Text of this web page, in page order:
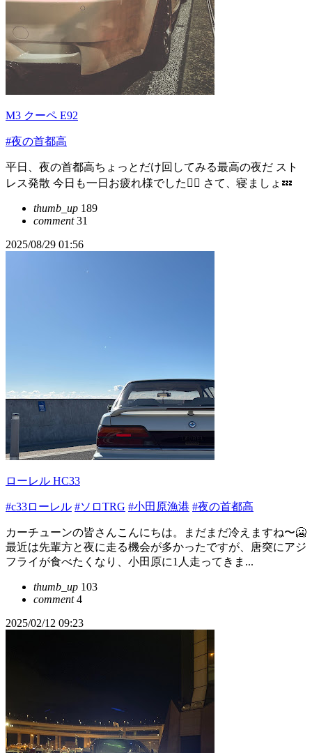
M3 クーペ E92
#夜の首都高
平日、夜の首都高ちょっとだけ回してみる最高の夜だ スト
レス発散 今日も一日お疲れ様でした😮‍💨 さて、寝ましょ💤
thumb_up 189
comment31
2025/08/29 01:56
ローレル HC33
#c33ローレル #ソロTRG #小田原漁港 #夜の首都高
カーチューンの皆さんこんにちは。まだまだ冷えますね〜🥶
最近は先輩方と夜に走る機会が多かったですが、唐突にアジ
フライが食べたくなり、小田原に1人走ってきま...
thumb_up 103
comment4
2025/02/12 09:23